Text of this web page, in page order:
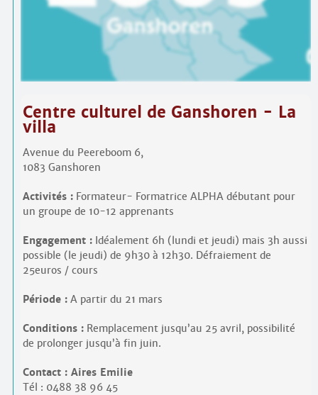
Comprendre et parler
Bienvenue en Belgique
Trouver un lieu d’alphabétisation
Centre culturel de Ganshoren - La
villa
Avenue du Peereboom 6,
1083 Ganshoren
Activités :Formateur- Formatrice ALPHA débutant pour
un groupe de 10-12 apprenants
Engagement :Idéalement 6h (lundi et jeudi) mais 3h aussi
possible (le jeudi) de 9h30 à 12h30. Défraiement de
25euros / cours
Période :A partir du 21 mars
Conditions :Remplacement jusqu’au 25 avril, possibilité
de prolonger jusqu’à fin juin.
Contact : Aires Emilie
Tél : 0488 38 96 45